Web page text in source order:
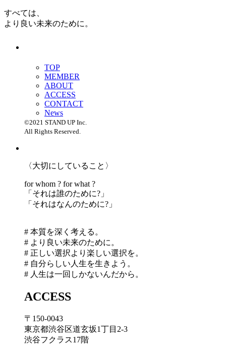
すべては、
より良い未来のために。
TOP
MEMBER
ABOUT
ACCESS
CONTACT
News
©2021 STAND UP Inc.
All Rights Reserved.
〈大切にしていること〉
for whom ? for what ?
「 それは誰のために?」
「 それはなんのために?」
# 本質を深く考える。
# より良い未来のために。
# 正しい選択より楽しい選択を。
# 自分らしい人生を生きよう。
# 人生は一回しかないんだから。
ACCESS
〒150-0043
東京都渋谷区道玄坂1丁目2-3
渋谷フクラス17階